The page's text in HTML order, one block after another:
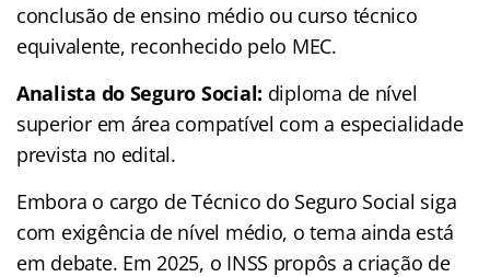
conclusão de ensino médio ou curso técnico
equivalente, reconhecido pelo MEC.
Analista do Seguro Social: diploma de nível
superior em área compatível com a especialidade
prevista no edital.
Embora o cargo de Técnico do Seguro Social siga
com exigência de nível médio, o tema ainda está
em debate. Em 2025, o INSS propôs a criação de